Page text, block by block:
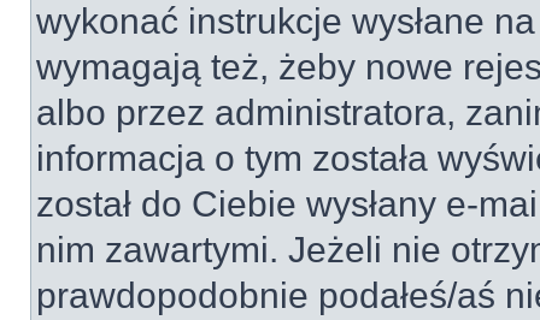
wykonać instrukcje wysłane
wymagają też, żeby nowe
albo przez administratora,
informacja o tym została
został do Ciebie wysłany e-
nim zawartymi. Jeżeli nie
prawdopodobnie podałeś/aś